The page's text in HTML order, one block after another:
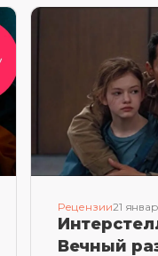
Рецензии21
Вечный